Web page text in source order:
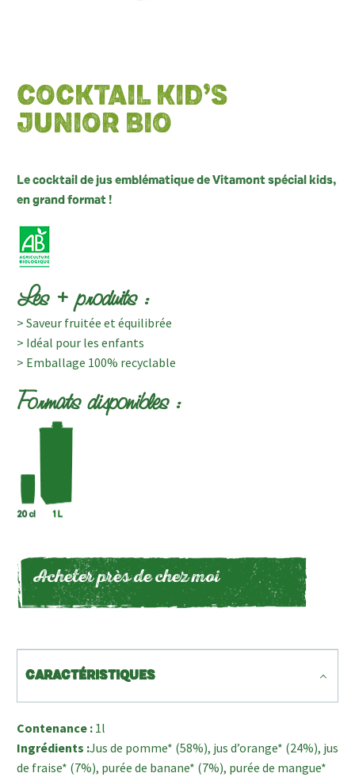
COCKTAIL KID’S
JUNIOR BIO
Le cocktail de jus emblématique de Vitamont spécial kids,
en grand format !
Les + produits :
> Saveur fruitée et équilibrée
> Idéal pour les enfants
> Emballage 100% recyclable
Formats disponibles :
Acheter près de chez moi
CARACTÉRISTIQUES
Contenance : 1l
Ingrédients :Jus de pomme* (58%), jus d’orange* (24%), jus
de fraise* (7%), purée de banane* (7%), purée de mangue*